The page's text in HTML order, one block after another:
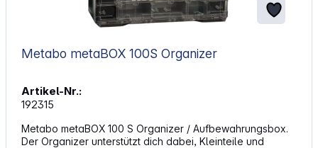
Metabo metaBOX 100S Organizer
Artikel-Nr.:
192315
Metabo metaBOX 100 S Organizer / Aufbewahrungsbox.
Der Organizer unterstützt dich dabei, Kleinteile und